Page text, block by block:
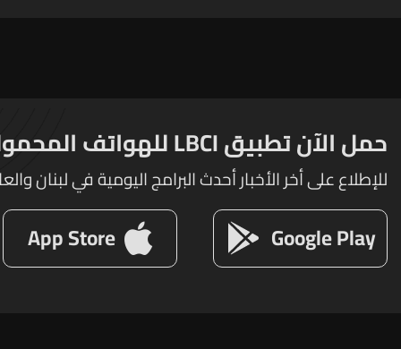
حمل الآن تطبيق LBCI للهواتف المحمولة
للإطلاع على أخر الأخبار أحدث البرامج اليومية في لبنان
Google Play
App Store